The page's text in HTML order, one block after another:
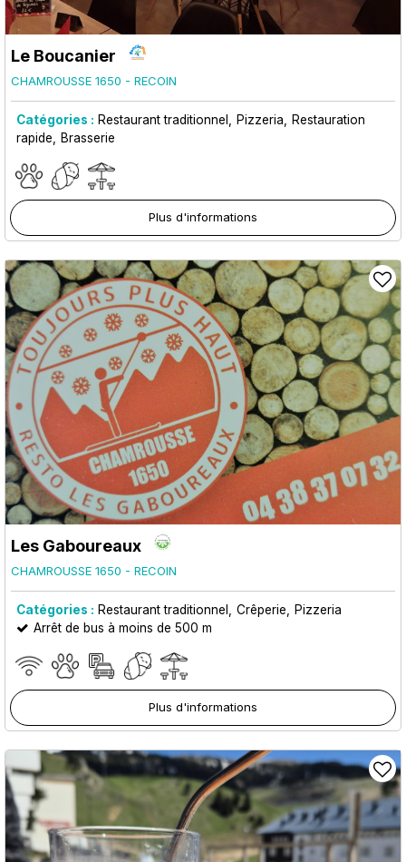
Le Boucanier
CHAMROUSSE 1650 - RECOIN
Catégories : Restaurant traditionnel Pizzeria
Restauration
rapide
Brasserie
Plus d'informations
Les Gaboureaux
CHAMROUSSE 1650 - RECOIN
Catégories : Restaurant traditionnel Crêperie
Pizzeria
Arrêt de bus à moins de 500 m
Plus d'informations